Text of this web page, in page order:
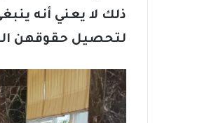
ذلك لا يعني أنه
لتحصيل حقوقهن